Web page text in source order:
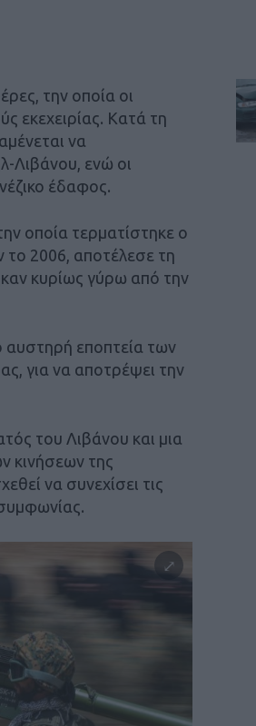
την οποία οι
εκεχειρίας. Κατά τη
να
Λιβάνου, ενώ οι
έδαφος.
οποία τερματίστηκε ο
2006, αποτέλεσε τη
κυρίως γύρω από την
εποπτεία των
για να αποτρέψει την
του Λιβάνου και μια
κινήσεων της
να συνεχίσει τις